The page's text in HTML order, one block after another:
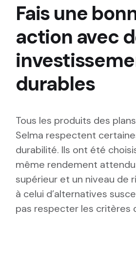
Fais une
action avec
durables
Tous les produits des
Selma respectent
durabilité. Ils ont été
même rendement
supérieur et un niveau de
à celui d’alternatives
pas respecter les critères